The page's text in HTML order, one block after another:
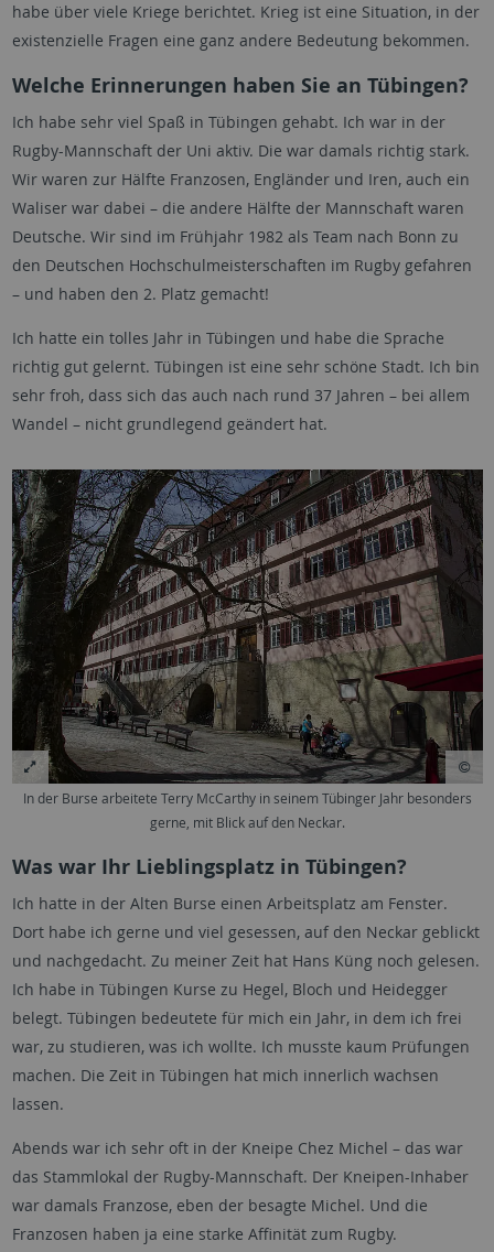
habe über viele Kriege berichtet. Krieg ist eine Situation, in der
existenzielle Fragen eine ganz andere Bedeutung bekommen.
Welche Erinnerungen haben Sie an Tübingen?
Ich habe sehr viel Spaß in Tübingen gehabt. Ich war in der
Rugby-Mannschaft der Uni aktiv. Die war damals richtig stark.
Wir waren zur Hälfte Franzosen, Engländer und Iren, auch ein
Waliser war dabei – die andere Hälfte der Mannschaft waren
Deutsche. Wir sind im Frühjahr 1982 als Team nach Bonn zu
den Deutschen Hochschulmeisterschaften im Rugby gefahren
– und haben den 2. Platz gemacht!
Ich hatte ein tolles Jahr in Tübingen und habe die Sprache
richtig gut gelernt. Tübingen ist eine sehr schöne Stadt. Ich bin
sehr froh, dass sich das auch nach rund 37 Jahren – bei allem
Wandel – nicht grundlegend geändert hat.
In der Burse arbeitete Terry McCarthy in seinem Tübinger Jahr besonders
gerne, mit Blick auf den Neckar.
Was war Ihr Lieblingsplatz in Tübingen?
Ich hatte in der Alten Burse einen Arbeitsplatz am Fenster.
Dort habe ich gerne und viel gesessen, auf den Neckar geblickt
und nachgedacht. Zu meiner Zeit hat Hans Küng noch gelesen.
Ich habe in Tübingen Kurse zu Hegel, Bloch und Heidegger
belegt. Tübingen bedeutete für mich ein Jahr, in dem ich frei
war, zu studieren, was ich wollte. Ich musste kaum Prüfungen
machen. Die Zeit in Tübingen hat mich innerlich wachsen
lassen.
Abends war ich sehr oft in der Kneipe Chez Michel – das war
das Stammlokal der Rugby-Mannschaft. Der Kneipen-Inhaber
war damals Franzose, eben der besagte Michel. Und die
Franzosen haben ja eine starke Affinität zum Rugby.